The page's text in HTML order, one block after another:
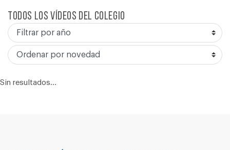
Todos los vídeos del colegio
Sin resultados...